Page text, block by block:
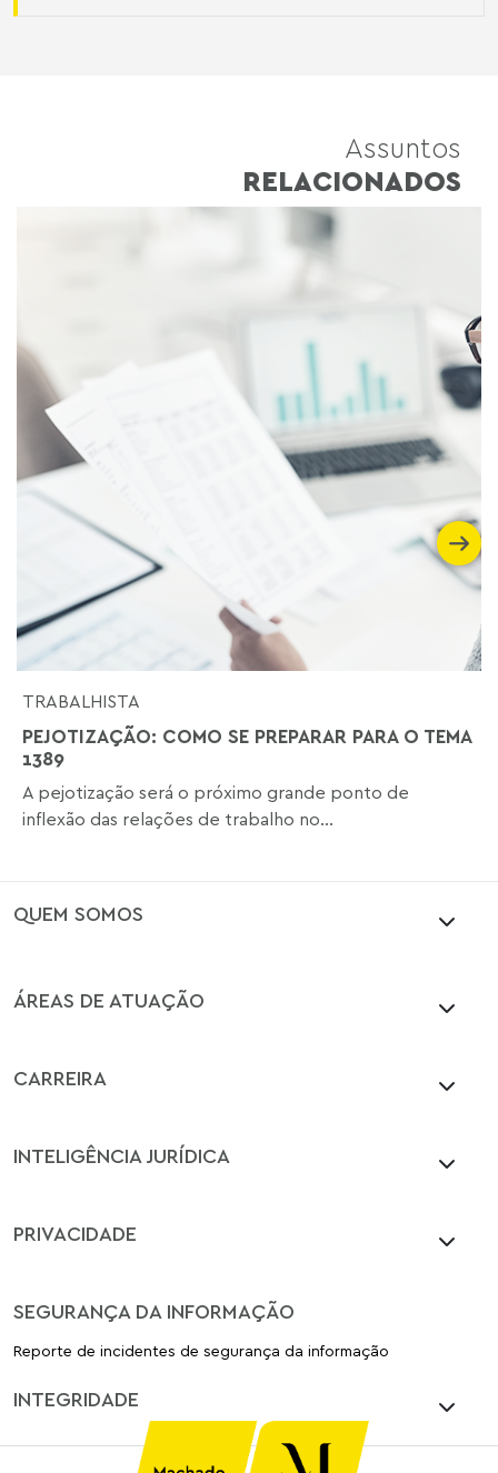
Assuntos
RELACIONADOS
TRABALHISTA
PEJOTIZAÇÃO: COMO SE PREPARAR PARA O TEMA
1389
A pejotização será o próximo grande ponto de
inflexão das relações de trabalho no...
QUEM SOMOS
ÁREAS DE ATUAÇÃO
CARREIRA
INTELIGÊNCIA JURÍDICA
PRIVACIDADE
SEGURANÇA DA INFORMAÇÃO
Reporte de incidentes de segurança da informação
INTEGRIDADE